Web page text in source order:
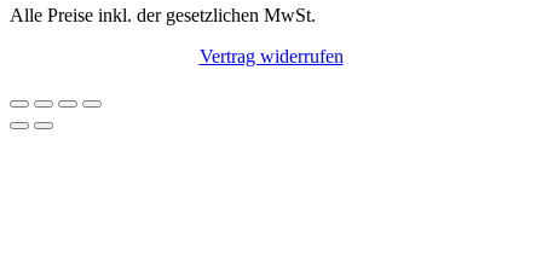
Alle Preise inkl. der gesetzlichen MwSt.
Vertrag widerrufen